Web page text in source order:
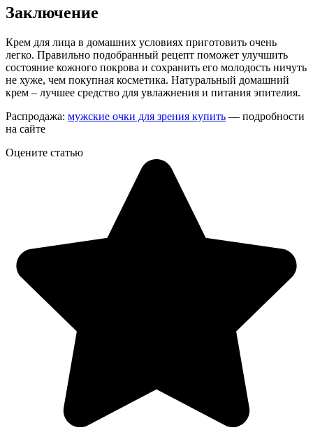
Заключение
Крем для лица в домашних условиях приготовить очень
легко. Правильно подобранный рецепт поможет улучшить
состояние кожного покрова и сохранить его молодость ничуть
не хуже, чем покупная косметика. Натуральный домашний
крем – лучшее средство для увлажнения и питания эпителия.
Распродажа: мужские очки для зрения купить — подробности
на сайте
Оцените статью